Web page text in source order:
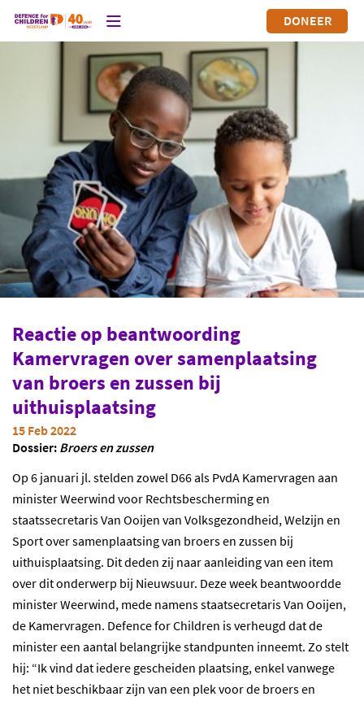
DONEER
Reactie op beantwoording
Kamervragen over samenplaatsing
van broers en zussen bij
uithuisplaatsing
15 Feb 2022
Dossier: Broers en zussen
Op 6 januari jl. stelden zowel D66 als PvdA Kamervragen aan
minister Weerwind voor Rechtsbescherming en
staatssecretaris Van Ooijen van Volksgezondheid, Welzijn en
Sport over samenplaatsing van broers en zussen bij
uithuisplaatsing. Dit deden zij naar aanleiding van een item
over dit onderwerp bij Nieuwsuur. Deze week beantwoordde
minister Weerwind, mede namens staatsecretaris Van Ooijen,
de Kamervragen. Defence for Children is verheugd dat de
minister een aantal belangrijke standpunten inneemt. Zo stelt
hij: “Ik vind dat iedere gescheiden plaatsing, enkel vanwege
het niet beschikbaar zijn van een plek voor de broers en